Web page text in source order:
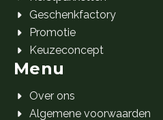
Geschenkfactory
Promotie
Keuzeconcept
Menu
Over ons
Algemene voorwaarden